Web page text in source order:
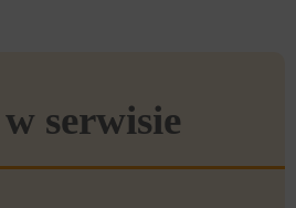
serwisie